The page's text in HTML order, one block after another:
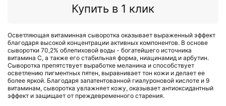
Купить в 1 клик
Осветляющая витаминная сыворотка оказывает выраженный эффект
благодаря высокой концентрации активных компонентов. В основе
сыворотки 70,2% облепиховой воды - богатейшего источника
витамина С, а также его стабильная форма, ниацинамид и арбутин.
Сыворотка препятствует выработке меланина и способствует
осветлению пигментных пятен, выравнивает тон кожи и делает ее
более яркой. Благодаря запатентованной гиалуроновой кислоте и 9
витаминам, сыворотка увлажняет кожу, оказывает антиоксидантный
эффект и защищает от преждевременного старения.